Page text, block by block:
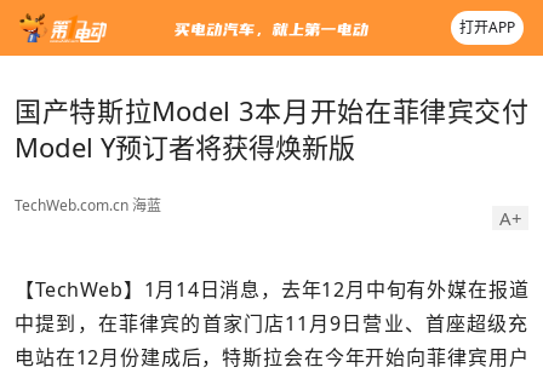
打开APP
国产特斯拉Model 3本月开始在菲律宾交付
Model Y预订者将获得焕新版
TechWeb.com.cn海蓝
A+
【TechWeb】1月14日消息，去年12月中旬有外媒在报道
中提到，在菲律宾的首家门店11月9日营业、首座超级充
电站在12月份建成后，特斯拉会在今年开始向菲律宾用户